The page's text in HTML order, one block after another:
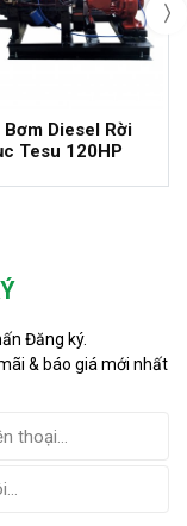
Bơm Diesel Rời
Tesu 120HP
Đăng ký.
& báo giá mới nhất